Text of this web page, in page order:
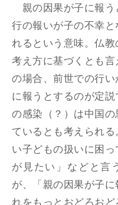
親の因果が子に報
行の報いが子の不幸
れるという意味。仏
考え方に基づくとも
の場合、前世での行
に報うとするのが定
の感染（？）は中国
ているとも考えられ
い子どもの扱いに困
が見たい」などと言
が、「親の因果が子